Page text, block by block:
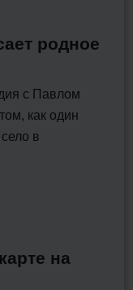
родное
с Павлом
как один
в
на